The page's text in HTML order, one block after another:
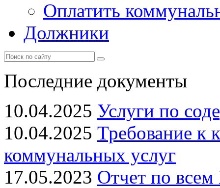
Оплатить
Должники
Последние документы
10.04.2025 Услуги по
10.04.2025 Требование к
коммунальных услуг
17.05.2023 Отчет по